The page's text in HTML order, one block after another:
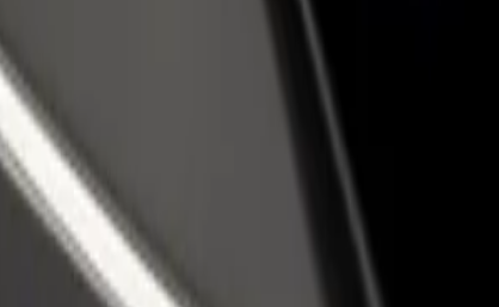
Añadir un restaurante o tienda
Llegá a más clientes y maximizá tus
ganancias